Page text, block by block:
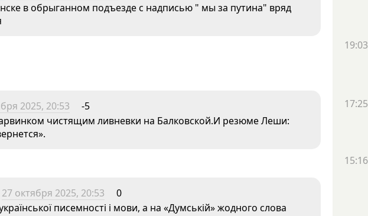
в обрыганном подъезде с надписью " мы за путина" вряд
2025, 20:53
-5
чистящим ливневки на Балковской.И резюме Леши:
27 октября 2025, 20:53
0
писемності і мови, а на «Думській» жодного слова
19:03
17:25
15:16